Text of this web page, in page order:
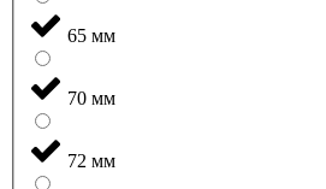
65 мм
70 мм
72 мм